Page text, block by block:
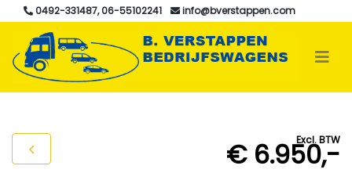
0492-331487, 06-55102241 info@bverstappen.com
Excl. BTW
€ 6.950,-